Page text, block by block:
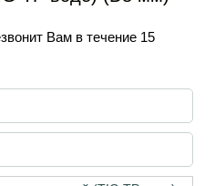
Вам в течение 15